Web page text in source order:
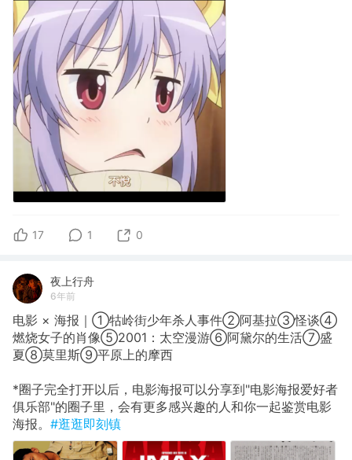
17 1 0
夜上行舟
6年前
电影 × 海报｜①牯岭街少年杀人事件②阿基拉③怪谈④
燃烧女子的肖像⑤2001：太空漫游⑥阿黛尔的生活⑦盛
夏⑧莫里斯⑨平原上的摩西
*圈子完全打开以后，电影海报可以分享到"电影海报爱好者
俱乐部"的圈子里，会有更多感兴趣的人和你一起鉴赏电影
海报。 #逛逛即刻镇